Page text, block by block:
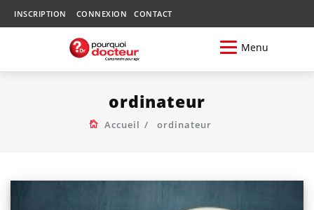
INSCRIPTION CONNEXION CONTACT
Menu
ordinateur
Accueil ordinateur